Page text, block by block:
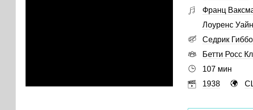
Франц
Лоуренс
Седрик
Бетти Росс
107 мин
1938